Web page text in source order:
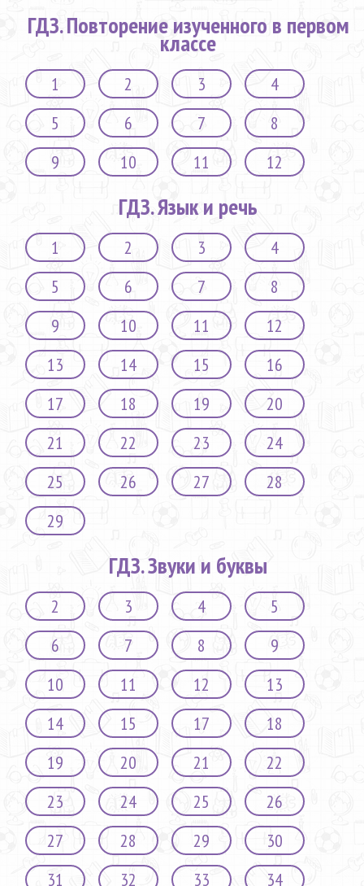
ГДЗ. Повторение изученного в первом
классе
1 2 3
4
5
6 7
8
9
10 11 12
ГДЗ. Язык и речь
1 2 3
4
5
6 7
8
9
10 11
12
13
14 15
16
17
18 19
20
21
22 23
24
25
26 27
28
29
ГДЗ. Звуки и буквы
2 3 4
5
6
7 8
9
10
11 12
13
14
15 17
18
19
20 21
22
23
24 25
26
27
28 29
30
31
32 33 34